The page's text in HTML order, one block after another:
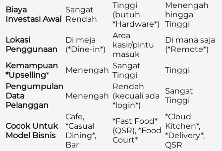
Biaya
Investasi Awal
Sangat
Rendah
Tinggi
(butuh
*Hardware*)
Menengah
hingga
Tinggi
Lokasi
Penggunaan
Di meja
(*Dine-in*)
Area
kasir/pintu
masuk
Di mana saja
(*Remote*)
Kemampuan
*Upselling*
Menengah Sangat
Tinggi
Tinggi
Pengumpulan
Data
Pelanggan
Menengah
Rendah
(kecuali ada
*login*)
Sangat
Tinggi
Cocok Untuk
Model Bisnis
Cafe,
*Casual
Dining*,
Bar
*Fast Food*
(QSR), *Food
Court*
*Cloud
Kitchen*,
*Delivery*,
QSR